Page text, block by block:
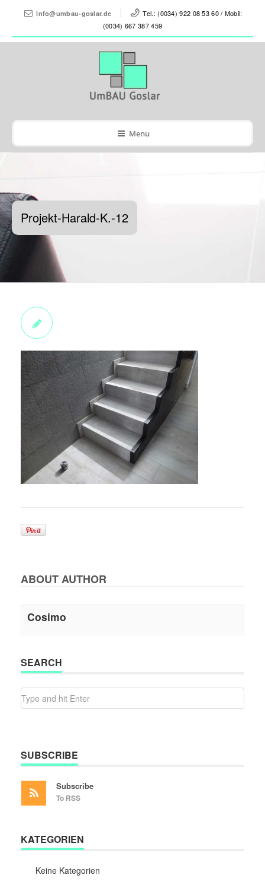
info@umbau-goslar.de
Tel.: (0034) 922 08 53 60 / Mobil:
(0034) 667 387 459
Menu
Projekt-Harald-K.-12
ABOUT AUTHOR
Cosimo
SEARCH
SUBSCRIBE
Subscribe
To RSS
KATEGORIEN
Keine Kategorien